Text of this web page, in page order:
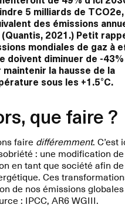
5 milliards de
des émissions
(Quantis, 2021.) Petit
mondiales de gaz à
doivent diminuer de -43%
maintenir la hausse de la
sous les +1.5°C.
que faire ?
faire différemment. C’est
: une modification
en tant que société afin
Ces
de nos émissions globales
: IPCC, AR6 WGIII.